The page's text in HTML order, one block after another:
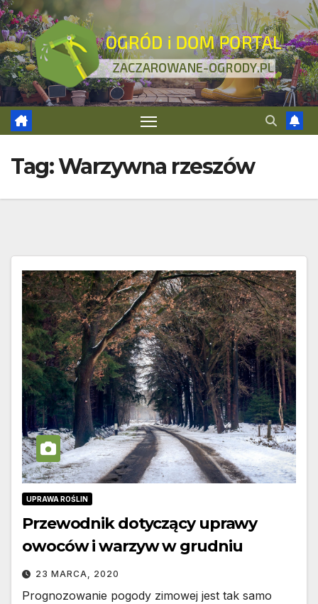
Skip
to
content
Tag:Warzywna rzeszów
UPRAWA ROŚLIN
Przewodnik dotyczący uprawy
owoców i warzyw w grudniu
23 MARCA, 2020
Prognozowanie pogody zimowej jest tak samo